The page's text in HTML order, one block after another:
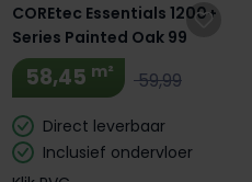
COREtec Essentials 1200+
Series Painted Oak 99
58,45 m² 59,99
Direct leverbaar
Inclusief ondervloer